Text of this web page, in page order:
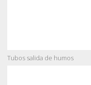
Tubos salida de humos